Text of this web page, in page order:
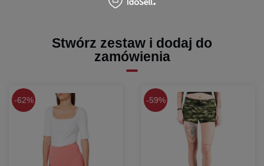
Stwórz zestaw i dodaj do
zamówienia
62% 59%